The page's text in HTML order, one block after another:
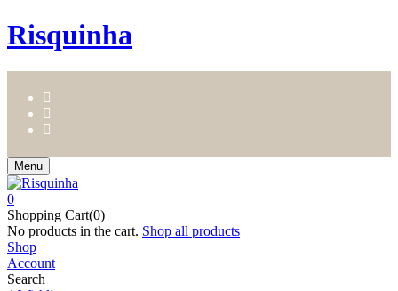
Risquinha
Menu
0
Shopping Cart(0)
No products in the cart. Shop all products
Shop
Account
Search